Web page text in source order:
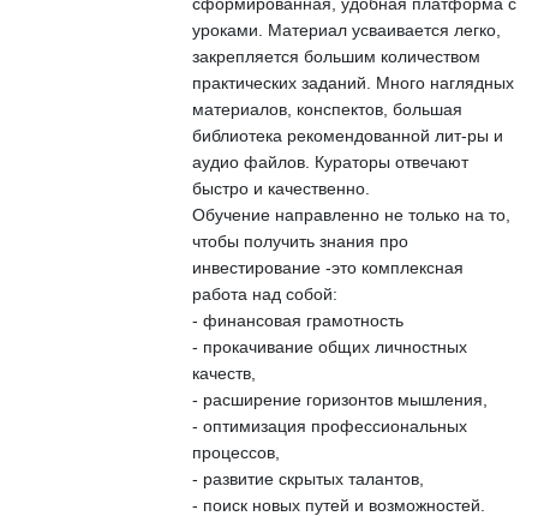
уроками. Материал усваивается легко,
закрепляется большим количеством
практических заданий. Много наглядных
материалов, конспектов, большая
библиотека рекомендованной лит-ры и
аудио файлов. Кураторы отвечают
быстро и качественно.
Обучение направленно не только на то,
чтобы получить знания про
инвестирование -это комплексная
работа над собой:
- финансовая грамотность
- прокачивание общих личностных
качеств,
- расширение горизонтов мышления,
- оптимизация профессиональных
процессов,
- развитие скрытых талантов,
- поиск новых путей и возможностей.